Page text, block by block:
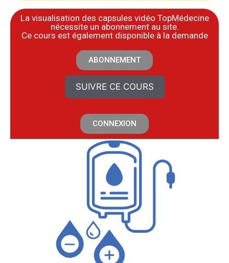
La visualisation des capsules vidéo TopMédecine
nécessite un abonnement au site.
​Ce cours est également disponible à la demande
ABONNEMENT
SUIVRE CE COURS
CONNEXION